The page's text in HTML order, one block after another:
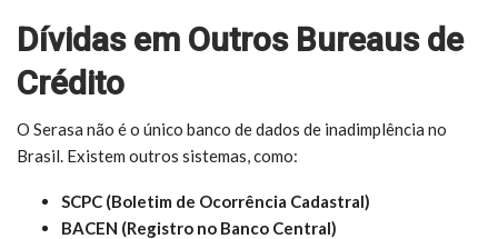
Dívidas em Outros Bureaus de
Crédito
O Serasa não é o único banco de dados de inadimplência no
Brasil. Existem outros sistemas, como:
SCPC (Boletim de Ocorrência Cadastral)
BACEN (Registro no Banco Central)